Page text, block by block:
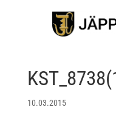
10.03.2015